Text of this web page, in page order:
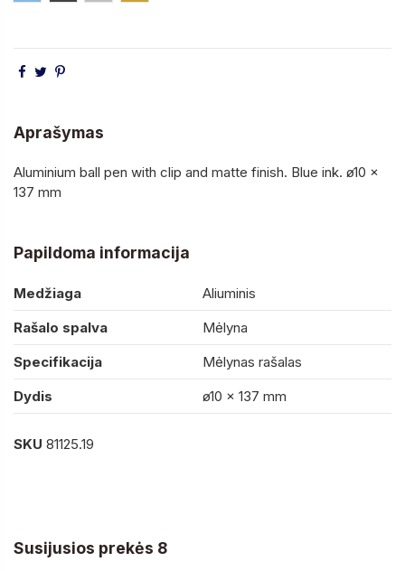
Aprašymas
Aluminium ball pen with clip and matte finish. Blue ink. ø10 x
137 mm
Papildoma informacija
Medžiaga
Aliuminis
Rašalo spalva
Mėlyna
Specifikacija
Mėlynas rašalas
Dydis
ø10 x 137 mm
SKU 81125.19
Susijusios prekės 8